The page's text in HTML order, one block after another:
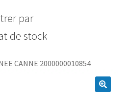
par
de stock
CANNE 2000000010854